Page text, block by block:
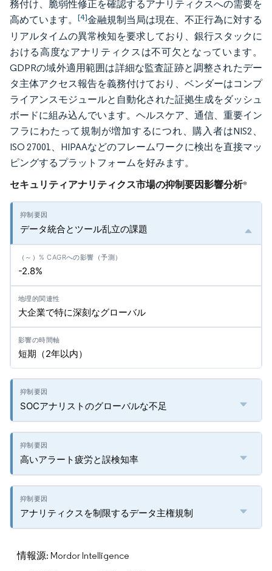
務付け、脆弱性修正を確認するアナリティクスへの需要を
高めています。 [4]金融規制当局は現在、不正行為に対する
リアルタイムの異常検知を要求しており、銀行スタックに
おける高度なアナリティクスは不可欠となっています。
GDPRの域外適用範囲は詳細な監査証跡と調整されたデー
タ主体アクセス報告を義務付けており、ベンダーはコンプ
ライアンスモジュールと自動化された証拠生成をダッシュ
ボードに組み込んでいます。ヘルスケア、通信、重要イン
フラにわたって規制が増加するにつれ、購入者はNIS2、
ISO 27001、HIPAAなどのフレームワークに検出を直接マッ
ピングするプラットフォームを好みます。
セキュリティアナリティクス市場の抑制要因影響分析*
データ統合とツール乱立の課題
-2.8%
大企業で特に深刻なグローバル
短期（2年以内）
SOCアナリストのグローバルな不足
高いアラート疲労と誤検知率
アナリティクスを制限するデータ主権規制
情報源: Mordor Intelligence